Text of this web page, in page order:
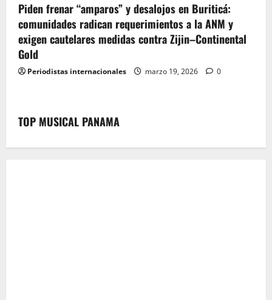
Piden frenar “amparos” y desalojos en Buriticá:
comunidades radican requerimientos a la ANM y
exigen cautelares medidas contra Zijin–Continental
Gold
Periodistas internacionales marzo 19, 2026 0
TOP MUSICAL PANAMA